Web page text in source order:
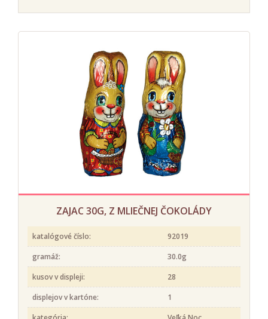
ZAJAC 30G, Z MLIEČNEJ ČOKOLÁDY
katalógové číslo:
92019
gramáž:
30.0g
kusov v displeji:
28
displejov v kartóne:
1